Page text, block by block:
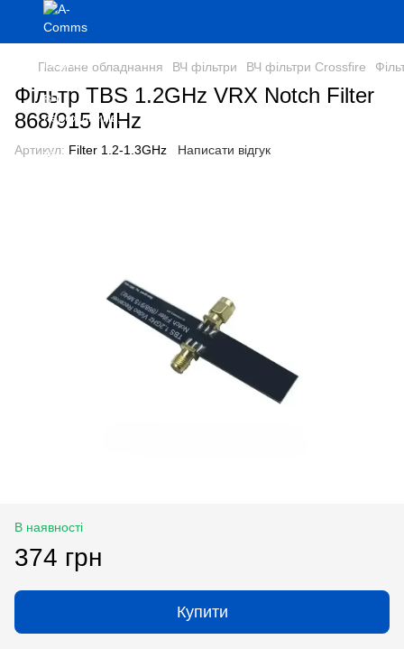
Пасивне обладнання ВЧ фільтри ВЧ фільтри Crossfire
Фільтр TBS 1.2GHz VRX Notch Filter
868/915 MHz
Артикул: Filter 1.2-1.3GHz Написати відгук
В наявності
374 грн
Купити